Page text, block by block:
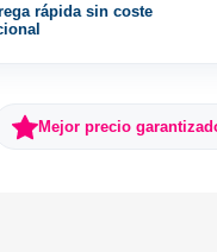
rápida sin coste
Mejor precio